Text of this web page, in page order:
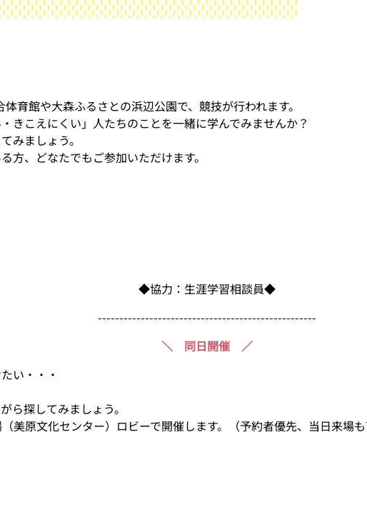
育館や大森ふるさとの浜辺公園で、競技が行われます。
きこえにくい」人たちのことを一緒に学んでみませんか？
みましょう。
方、どなたでもご参加いただけます。
◆協力：生涯学習相談員◆
---------------------------------------------------
＼ 同日開催 ／
い・・・
ら探してみましょう。
美原文化センター）ロビーで開催します。（予約者優先、当日来場